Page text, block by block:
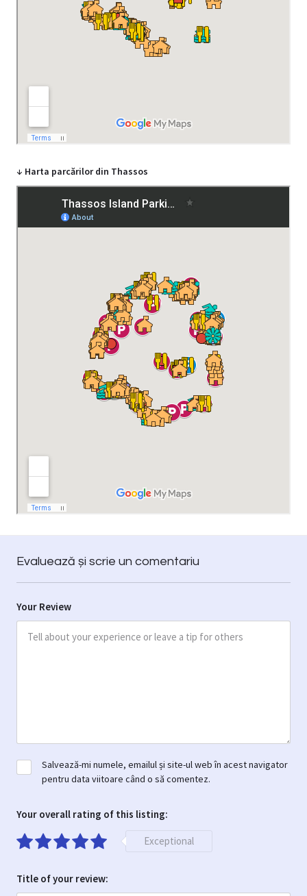
↓ Harta parcărilor din Thassos
Evaluează și scrie un comentariu
Your Review
Salvează-mi numele, emailul și site-ul web în acest navigator
pentru data viitoare când o să comentez.
Your overall rating of this listing:
Exceptional
Title of your review: